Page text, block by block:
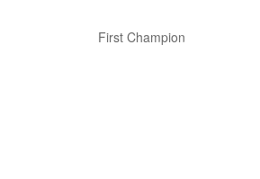
First Champion